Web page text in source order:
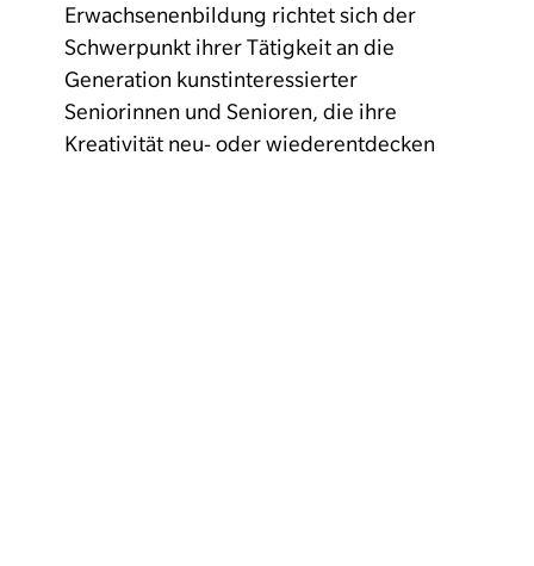
Erwachsenenbildung richtet sich der
Schwerpunkt ihrer Tätigkeit an die
Generation kunstinteressierter
Seniorinnen und Senioren, die ihre
Kreativität neu- oder wiederentdecken